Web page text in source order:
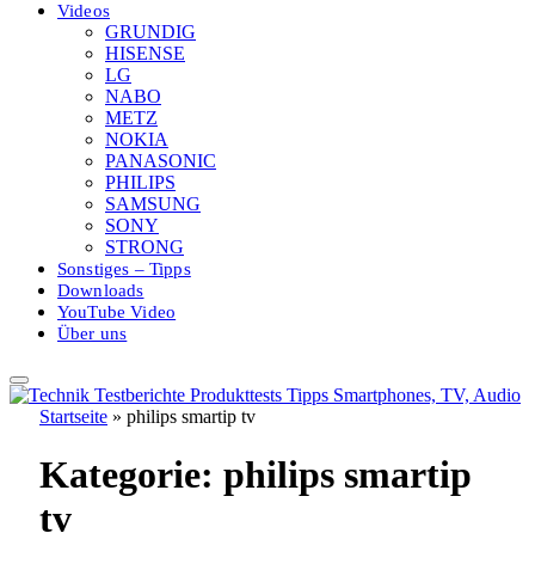
Videos
GRUNDIG
HISENSE
LG
NABO
METZ
NOKIA
PANASONIC
PHILIPS
SAMSUNG
SONY
STRONG
Sonstiges – Tipps
Downloads
YouTube Video
Über uns
Startseite » philips smartip tv
Kategorie: philips smartip
tv